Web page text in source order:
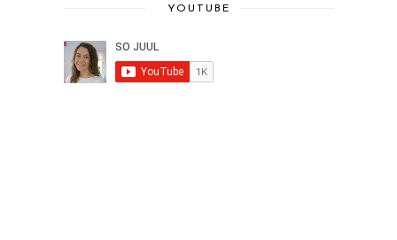
YOUTUBE